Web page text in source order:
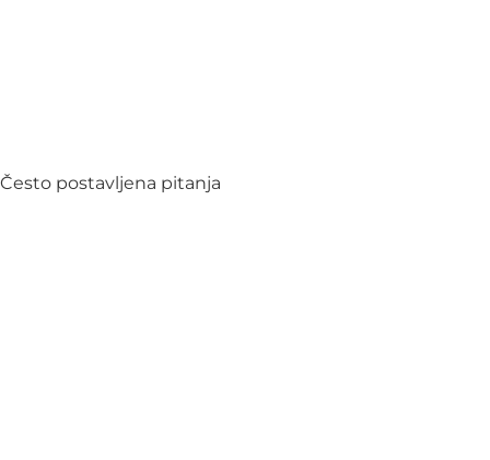
Često postavljena pitanja